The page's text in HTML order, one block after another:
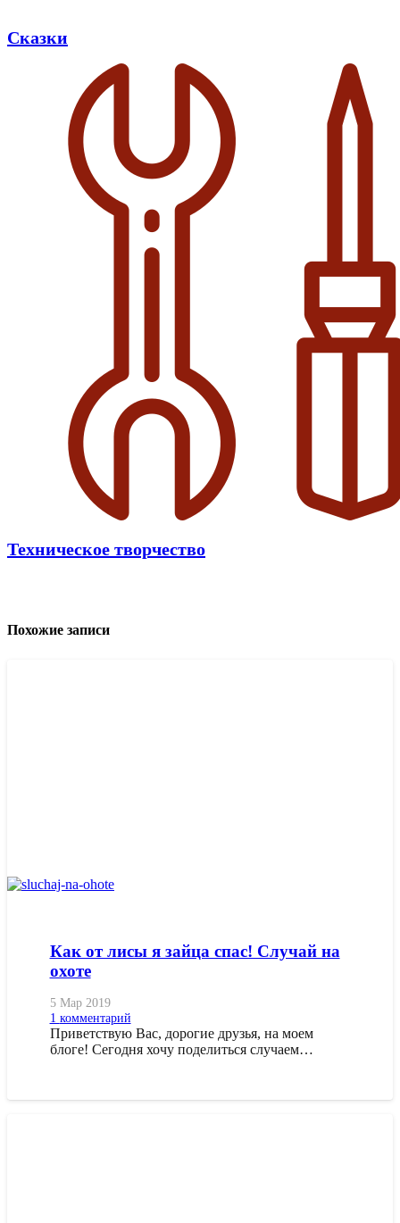
Сказки
Техническое творчество
Похожие записи
Как от лисы я зайца спас! Случай на
охоте
5 Мар 2019
1 комментарий
Приветствую Вас, дорогие друзья, на моем
блоге! Сегодня хочу поделиться случаем…